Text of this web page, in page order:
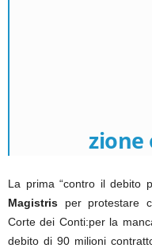
zione
La prima “contro il debito
Magistris per protestare
Corte dei Conti:per la
debito di 90 milioni